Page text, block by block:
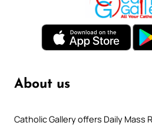
About us
Catholic Gallery offers Daily Mass